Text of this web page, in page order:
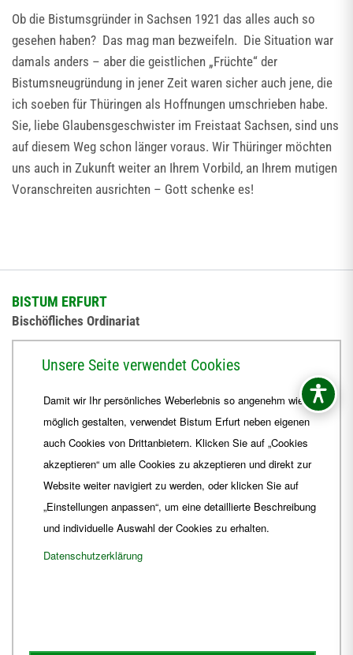
Ob die Bistumsgründer in Sachsen 1921 das alles auch so
gesehen haben? Das mag man bezweifeln. Die Situation war
damals anders – aber die geistlichen „Früchte“ der
Bistumsneugründung in jener Zeit waren sicher auch jene, die
ich soeben für Thüringen als Hoffnungen umschrieben habe.
Sie, liebe Glaubensgeschwister im Freistaat Sachsen, sind uns
auf diesem Weg schon länger voraus. Wir Thüringer möchten
uns auch in Zukunft weiter an Ihrem Vorbild, an Ihrem mutigen
Voranschreiten ausrichten – Gott schenke es!
BISTUM ERFURT
Bischöfliches Ordinariat
+49 361 6572-444
ordinariat Bistum-Erfurt.de
Unsere Seite verwendet Cookies
Damit wir Ihr persönliches Weberlebnis so angenehm wie
möglich gestalten, verwendet Bistum Erfurt neben eigenen
auch Cookies von Drittanbietern. Klicken Sie auf „Cookies
akzeptieren“ um alle Cookies zu akzeptieren und direkt zur
Website weiter navigiert zu werden, oder klicken Sie auf
„Einstellungen anpassen“, um eine detaillierte Beschreibung
und individuelle Auswahl der Cookies zu erhalten.
Datenschutzerklärung